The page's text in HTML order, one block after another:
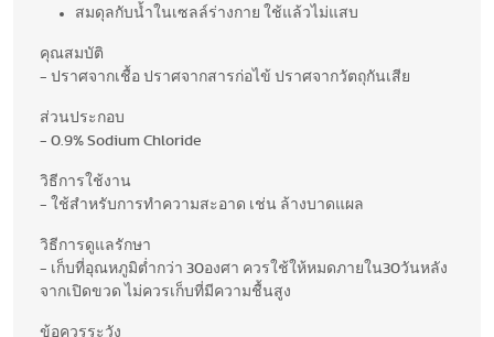
สมดุลกับน้ำในเซลล์ร่างกาย ใช้แล้วไม่แสบ
คุณสมบัติ
- ปราศจากเชื้อ ปราศจากสารก่อไข้ ปราศจากวัตถุกันเสีย
ส่วนประกอบ
- 0.9% Sodium Chloride
วิธีการใช้งาน
- ใช้สำหรับการทำความสะอาด เช่น ล้างบาดแผล
วิธีการดูแลรักษา
- เก็บที่อุณหภูมิต่ำกว่า 30องศา ควรใช้ให้หมดภายใน30วันหลัง
จากเปิดขวด ไม่ควรเก็บที่มีความชื้นสูง
ข้อควรระวัง